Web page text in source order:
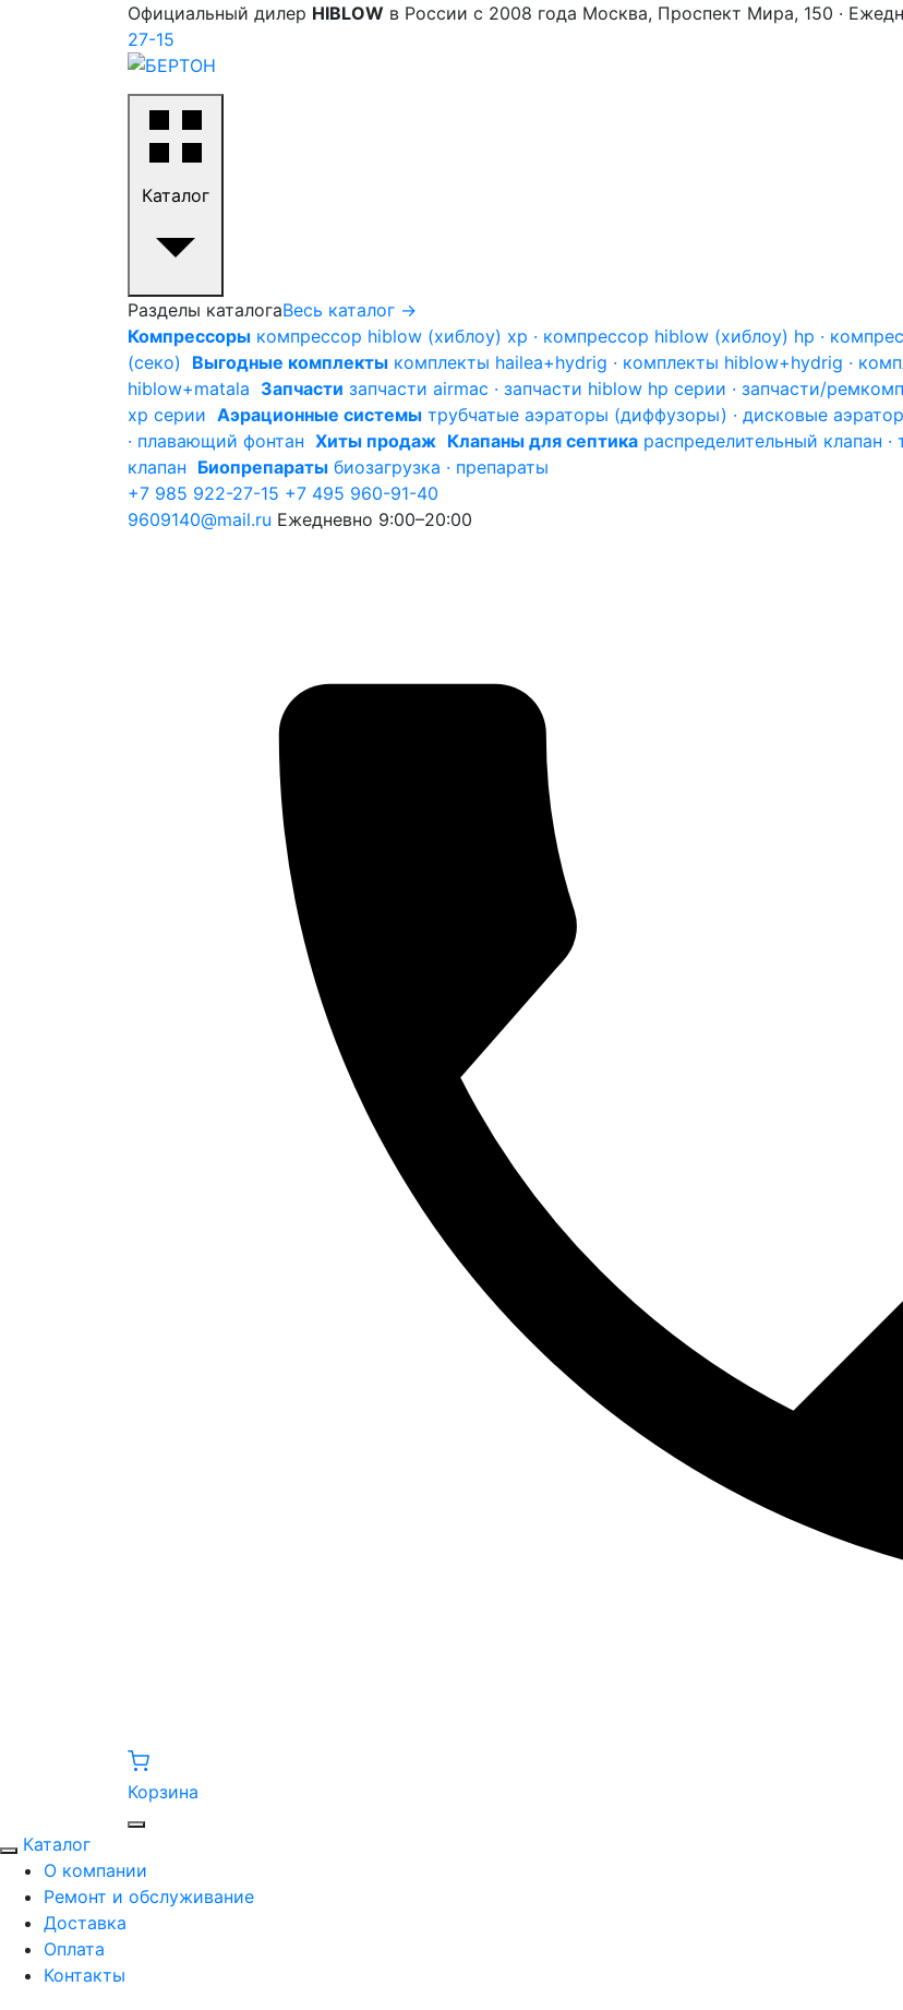
Официальный дилер HIBLOW в России с 2008 года Москва, Проспект Мира, 150 ·
27-15
Каталог
Разделы каталогаВесь каталог →
Компрессоры компрессор hiblow (хиблоу) xp · компрессор hiblow (хиблоу) hp ·
(секо)
Выгодные комплекты комплекты hailea+hydrig · комплекты hiblow+hydrig ·
hiblow+matala Запчасти запчасти airmac · запчасти hiblow hp серии · запчасти/
xp серии Аэрационные системы трубчатые аэраторы (диффузоры) · дисковые
· плавающий фонтан Хиты продаж Клапаны для септика распределительный клапан ·
клапан Биопрепараты биозагрузка · препараты
+7 985 922-27-15 +7 495 960-91-40
9609140@mail.ru Ежедневно 9:00–20:00
Корзина
Каталог
О компании
Ремонт и обслуживание
Доставка
Оплата
Контакты